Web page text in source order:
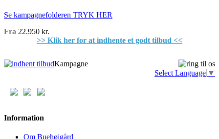
Se kampagnefolderen TRYK HER
Fra 22.950 kr.
>> Klik her for at indhente et godt tilbud <<
Kampagne
Select Language ▼
Information
Om Buehøjgård